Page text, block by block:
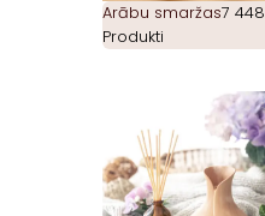
Arābu smaržas7 448
Produkti